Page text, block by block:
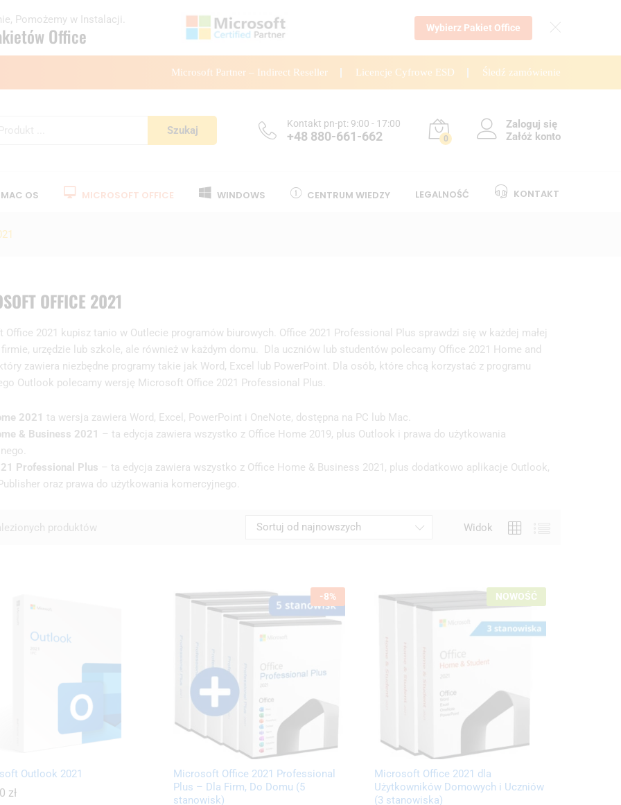
Pomożemy w Instalacji.
Office Wybierz Pakiet Office
Microsoft Partner – Indirect Reseller Licencje Cyfrowe ESD Śledź zamówienie
Szukaj
Kontakt pn-pt: 9:00 - 17:00
+48 880-661-662 0
Zaloguj się
Załóż konto
OS MICROSOFT OFFICE WINDOWS CENTRUM WIEDZY LEGALNOŚĆ KONTAKT
OFFICE 2021
Office 2021 kupisz tanio w Outlecie programów biurowych. Office 2021 Professional Plus sprawdzi się w każdej małej
firmie, urzędzie lub szkole, ale również w każdym domu. Dla uczniów lub studentów polecamy Office 2021 Home and
zawiera niezbędne programy takie jak Word, Excel lub PowerPoint. Dla osób, które chcą korzystać z programu
Outlook polecamy wersję Microsoft Office 2021 Professional Plus.
2021 ta wersja zawiera Word, Excel, PowerPoint i OneNote, dostępna na PC lub Mac.
& Business 2021 – ta edycja zawiera wszystko z Office Home 2019, plus Outlook i prawa do użytkowania
Professional Plus – ta edycja zawiera wszystko z Office Home & Business 2021, plus dodatkowo aplikacje Outlook,
oraz prawa do użytkowania komercyjnego.
produktów Widok
Sortuj od najnowszych
Outlook 2021
zł
zł
-8%
Microsoft Office 2021 Professional
Plus – Dla Firm, Do Domu (5
stanowisk)
NOWOŚĆ
Microsoft Office 2021 dla
Użytkowników Domowych i Uczniów
(3 stanowiska)